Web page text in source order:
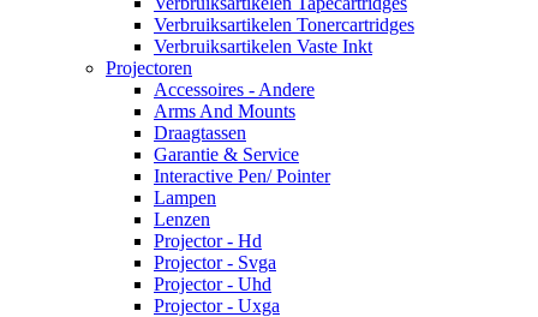
Verbruiksartikelen Tonercartridges
Verbruiksartikelen Vaste Inkt
Projectoren
Accessoires - Andere
Arms And Mounts
Draagtassen
Garantie & Service
Interactive Pen/ Pointer
Lampen
Lenzen
Projector - Hd
Projector - Svga
Projector - Uhd
Projector - Uxga